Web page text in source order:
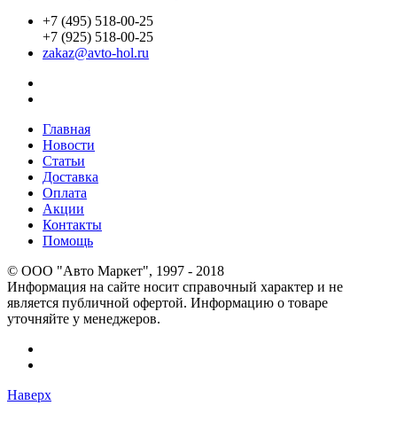
+7 (495) 518-00-25
+7 (925) 518-00-25
zakaz@avto-hol.ru
Главная
Новости
Статьи
Доставка
Оплата
Акции
Контакты
Помощь
© OOO "Авто Маркет", 1997 - 2018
Информация на сайте носит справочный характер и не
является публичной офертой. Информацию о товаре
уточняйте у менеджеров.
Наверх